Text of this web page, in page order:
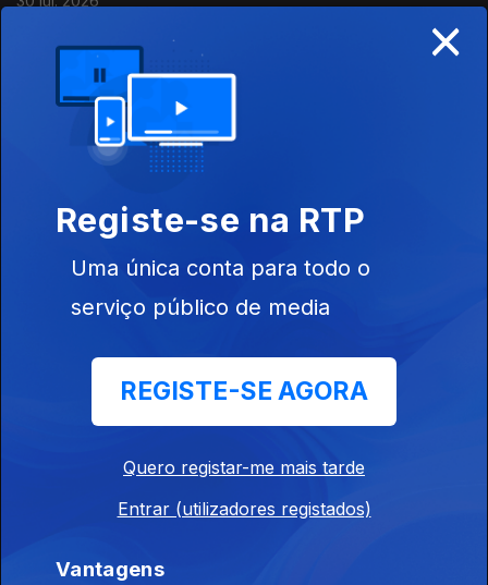
Diário Regional 09;30 29/07/2026, Edição de
Celina Faria
Diário Regional 08;30 29/07/2026, Edição de
Celina Faria
Celina Faria
×
Registe-se na RTP
Uma única conta para todo o
serviço público de media
REGISTE-SE AGORA
Quero registar-me mais tarde
Entrar (utilizadores registados)
Vantagens